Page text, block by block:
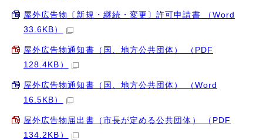
屋外広告物〔新規・継続・変更〕許可申請書 （Word
33.6KB）
屋外広告物通知書（国、地方公共団体） （PDF
128.4KB）
屋外広告物通知書（国、地方公共団体） （Word
16.5KB）
屋外広告物届出書（市長が定める公共団体） （PDF
134.2KB）